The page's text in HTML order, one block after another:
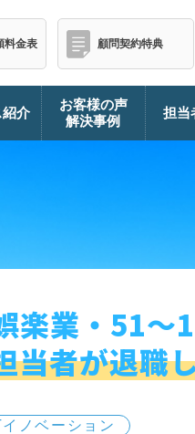
料金表 顧問契約特典
介
お客様の声
解決事例
担当
楽業・51～
当者が退職
イノベーション